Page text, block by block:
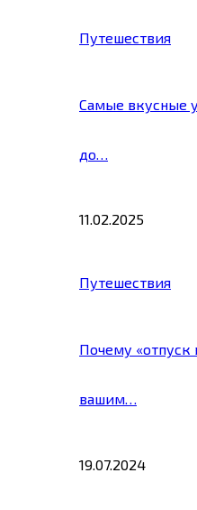
Путешествия
Самые вкусные
до…
11.02.2025
Путешествия
Почему «отпуск
вашим…
19.07.2024